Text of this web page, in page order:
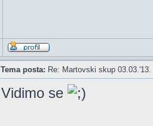
Tema posta: Re: Martovski skup
Vidimo se